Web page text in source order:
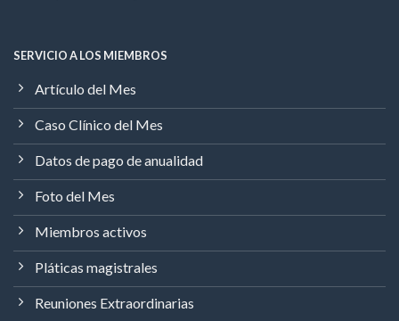
SERVICIO A LOS MIEMBROS
Artículo del Mes
Caso Clínico del Mes
Datos de pago de anualidad
Foto del Mes
Miembros activos
Pláticas magistrales
Reuniones Extraordinarias